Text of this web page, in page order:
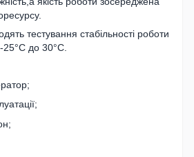
тестування стабільності роботи
25°С до 30°С.